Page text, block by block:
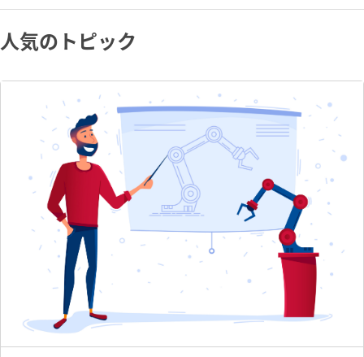
人気のトピック